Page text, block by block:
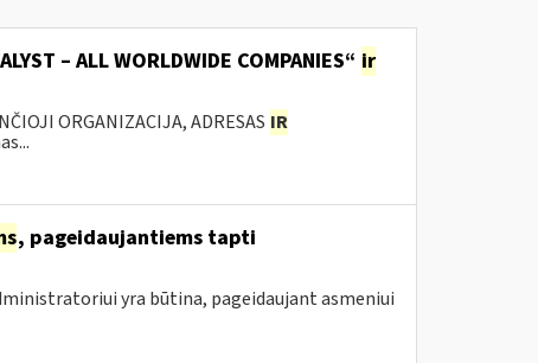
– ALL WORLDWIDE COMPANIES“ ir
ORGANIZACIJA, ADRESAS IR
, pageidaujantiems tapti
yra būtina, pageidaujant asmeniui